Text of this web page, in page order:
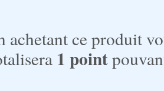
achetant ce produit
1 point